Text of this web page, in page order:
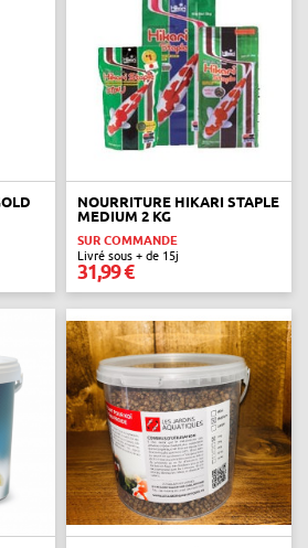
NOURRITURE HIKARI STAPLE
MEDIUM 2 KG
SUR COMMANDE
Livré sous + de 15j
31,99 €